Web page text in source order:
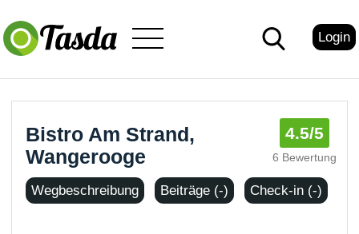
Login
Bistro Am Strand,
Wangerooge
4.5/5
6 Bewertung
Wegbeschreibung Beiträge (-) Check-in (-)